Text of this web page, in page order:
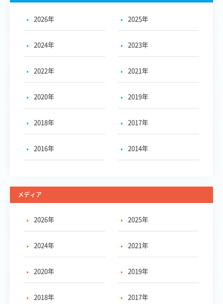
2026年 2025年
2024年 2023年
2022年 2021年
2020年 2019年
2018年 2017年
2016年 2014年
メディア
2026年 2025年
2024年 2021年
2020年 2019年
2018年 2017年